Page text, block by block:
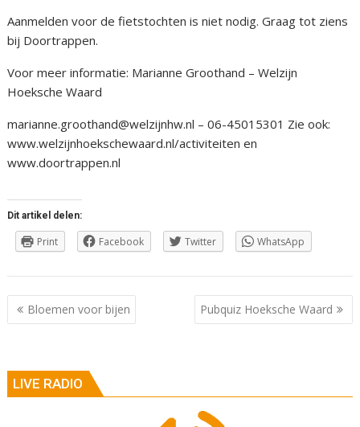
Aanmelden voor de fietstochten is niet nodig. Graag tot ziens
bij Doortrappen.
Voor meer informatie: Marianne Groothand – Welzijn
Hoeksche Waard
marianne.groothand@welzijnhw.nl – 06-45015301 Zie ook:
www.welzijnhoekschewaard.nl/activiteiten en
www.doortrappen.nl
Dit artikel delen:
Print Facebook Twitter WhatsApp
Berichtnavigatie
Bloemen voor bijen Pubquiz Hoeksche Waard
LIVE RADIO